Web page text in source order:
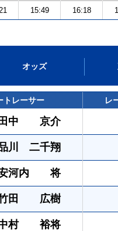
15:49 16:18
オッズ
トレーサー レ
田中 京介
川 二千翔
河内 将
田 広樹
村 裕将